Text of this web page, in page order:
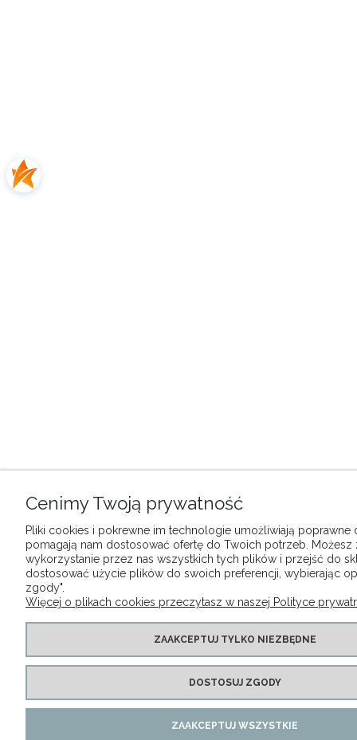
Cenimy Twoją prywatność
Pliki cookies i pokrewne im technologie umożliwiają poprawne
pomagają nam dostosować ofertę do Twoich potrzeb. Możesz
wykorzystanie przez nas wszystkich tych plików i przejść do
dostosować użycie plików do swoich preferencji, wybierając
zgody".
Więcej o plikach cookies przeczytasz w naszej Polityce
ZAAKCEPTUJ TYLKO NIEZBĘDNE
DOSTOSUJ ZGODY
ZAAKCEPTUJ WSZYSTKIE